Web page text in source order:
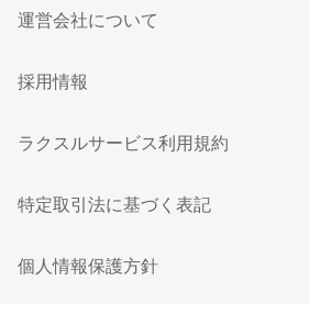
運営会社について
採用情報
ラクスルサービス利用規約
特定取引法に基づく表記
個人情報保護方針